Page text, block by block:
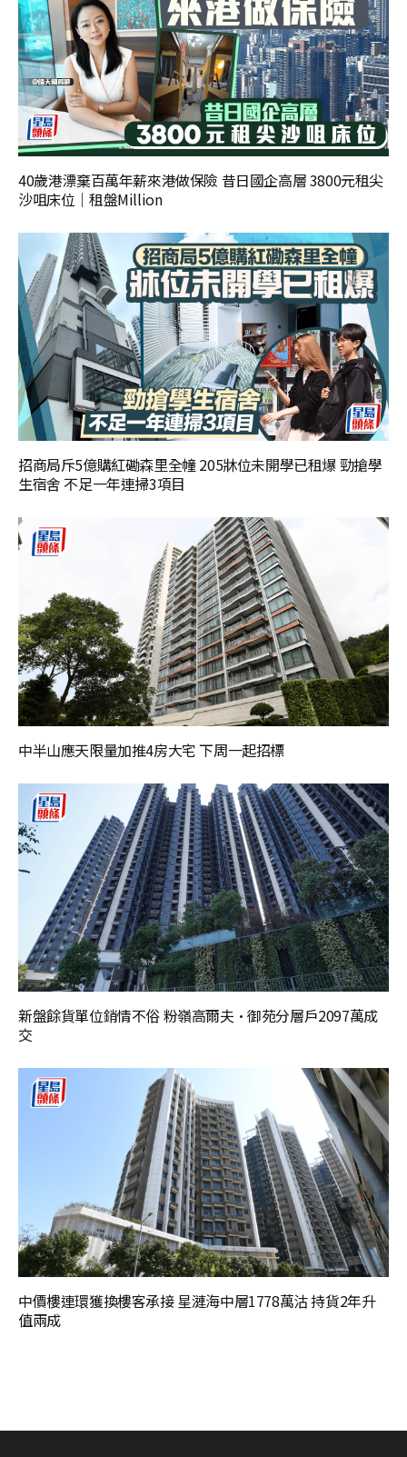
40歲港漂棄百萬年薪來港做保險 昔日國企高層 3800元租尖
沙咀床位｜租盤Million
招商局斥5億購紅磡森里全幢 205牀位未開學已租爆 勁搶學
生宿舍 不足一年連掃3項目
中半山應天限量加推4房大宅 下周一起招標
新盤餘貨單位銷情不俗 粉嶺高爾夫·御苑分層戶2097萬成
交
中價樓連環獲換樓客承接 星漣海中層1778萬沽 持貨2年升
值兩成